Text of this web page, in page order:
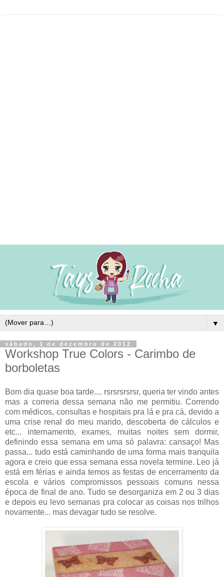
▼
sábado, 1 de dezembro de 2012
Workshop True Colors - Carimbo de
borboletas
Bom dia quase boa tarde.... rsrsrsrsrsr, queria ter vindo antes
mas a correria dessa semana não me permitiu. Correndo
com médicos, consultas e hospitais pra lá e pra cá, devido a
uma crise renal do meu marido, descoberta de cálculos e
etc... internamento, exames, muitas noites sem dormir,
definindo essa semana em uma só palavra: cansaço! Mas
passa... tudo está caminhando de uma forma mais tranquila
agora e creio que essa semana essa novela termine. Leo já
está em férias e ainda temos as festas de encerramento da
escola e vários compromissos pessoais comuns nessa
época de final de ano. Tudo se desorganiza em 2 ou 3 dias
e depois eu levo semanas pra colocar as coisas nos trilhos
novamente... mas devagar tudo se resolve.